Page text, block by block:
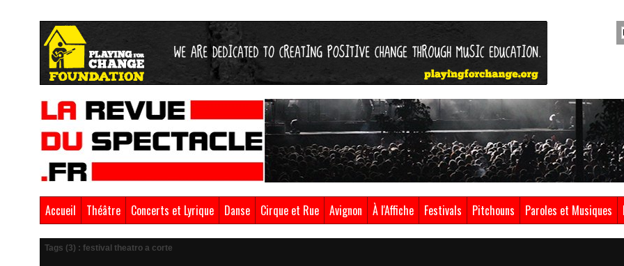
Accueil Théâtre Concerts et Lyrique Danse Cirque et Rue Avignon À l'Affiche Festivals Pitchouns Paroles et Musiques
Tags (3) : festival theatro a corte